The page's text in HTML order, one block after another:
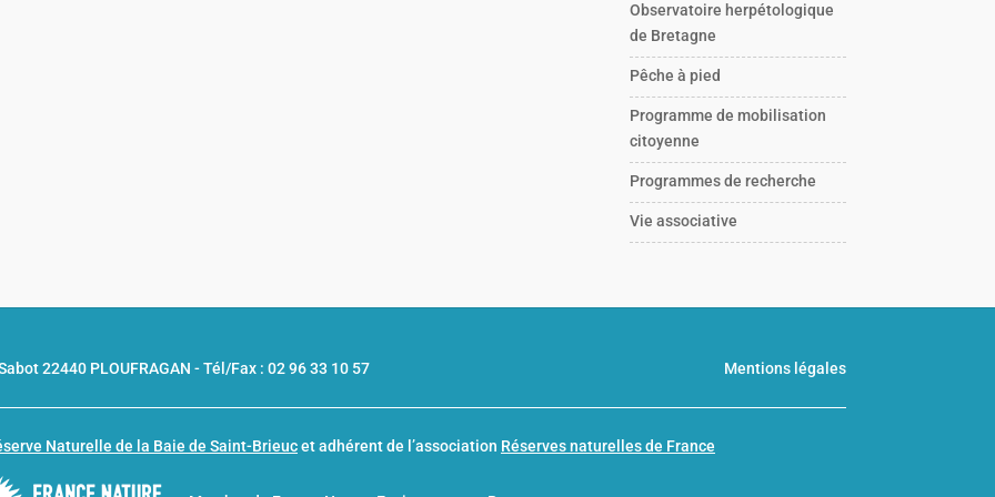
Observatoire herpétologique
de Bretagne
Pêche à pied
Programme de mobilisation
citoyenne
Programmes de recherche
Vie associative
22440 PLOUFRAGAN -Tél/Fax : 02 96 33 10 57 Mentions légales
Naturelle de la Baie de Saint-Brieucet adhérent de l’association Réserves naturelles de France